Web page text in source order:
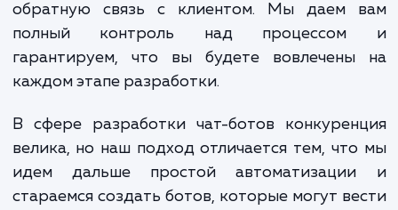
клиентов, но и могут быть
другими системами, например, CRM или
для сбора и анализа данных о клиентах.
позволяет вам глубже понимать
предпочтения ваших клиентов и на
услуги, а также
персонализированные